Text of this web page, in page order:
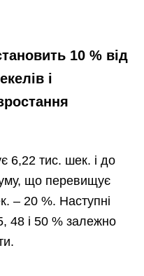
10 % від
і
6,22 тис. шек. і до
що перевищує
– 20 %. Наступні
48 і 50 % залежно